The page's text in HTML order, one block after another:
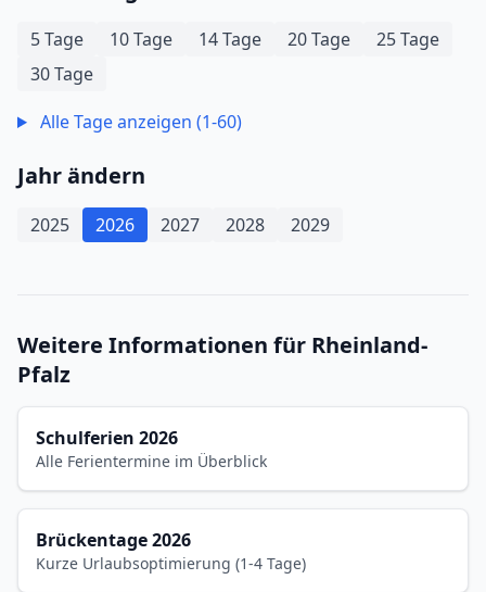
5 Tage 10 Tage 14 Tage 20 Tage
25 Tage
30 Tage
Alle Tage anzeigen (1-60)
Jahr ändern
2025 2026 2027 2028 2029
Weitere Informationen für Rheinland-
Pfalz
Schulferien 2026
Alle Ferientermine im Überblick
Brückentage 2026
Kurze Urlaubsoptimierung (1-4 Tage)